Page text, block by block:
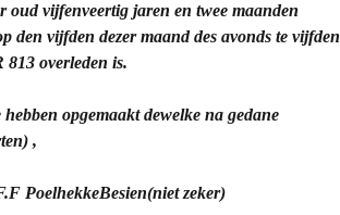
oud vijfenveertig jaren en twee maanden
den vijfden dezer maand des avonds te vijfden
overleden is.
opgemaakt dewelke na gedane
,
PoelhekkeBesien(niet zeker)